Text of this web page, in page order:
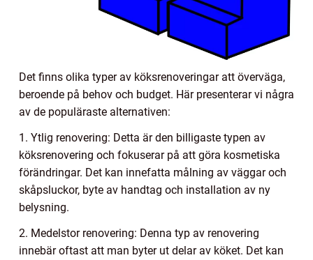
Det finns olika typer av köksrenoveringar att överväga,
beroende på behov och budget. Här presenterar vi några
av de populäraste alternativen:
1. Ytlig renovering: Detta är den billigaste typen av
köksrenovering och fokuserar på att göra kosmetiska
förändringar. Det kan innefatta målning av väggar och
skåpsluckor, byte av handtag och installation av ny
belysning.
2. Medelstor renovering: Denna typ av renovering
innebär oftast att man byter ut delar av köket. Det kan